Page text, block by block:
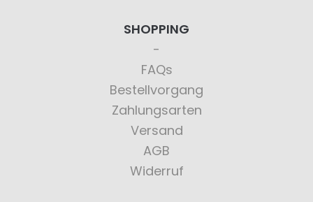
SHOPPING
FAQs
Bestellvorgang
Zahlungsarten
Versand
AGB
Widerruf